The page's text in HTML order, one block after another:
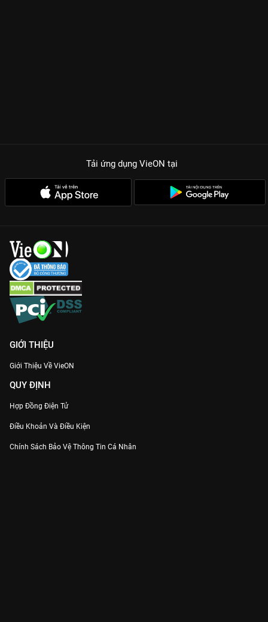
Tải ứng dụng VieON tại
GIỚI THIỆU
Giới Thiệu Về VieON
QUY ĐỊNH
Hợp Đồng Điện Tử
Điều Khoản Và Điều Kiện
Chính Sách Bảo Vệ Thông Tin Cá Nhân